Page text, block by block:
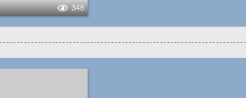
348